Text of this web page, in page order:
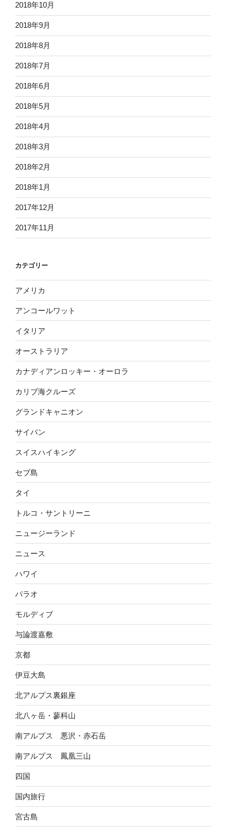
2018年10月
2018年9月
2018年8月
2018年7月
2018年6月
2018年5月
2018年4月
2018年3月
2018年2月
2018年1月
2017年12月
2017年11月
カテゴリー
アメリカ
アンコールワット
イタリア
オーストラリア
カナディアンロッキー・オーロラ
カリブ海クルーズ
グランドキャニオン
サイパン
スイスハイキング
セブ島
タイ
トルコ・サントリーニ
ニュージーランド
ニュース
ハワイ
パラオ
モルディブ
与論渡嘉敷
京都
伊豆大島
北アルプス裏銀座
北八ヶ岳・蓼科山
南アルプス 悪沢・赤石岳
南アルプス 鳳凰三山
四国
国内旅行
宮古島